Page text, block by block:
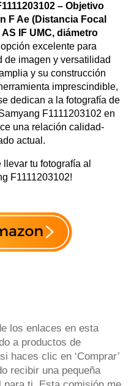
– Objetivo
F Ae (Distancia Focal
IF UMC, diámetro
excelente para
de imagen y versatilidad
y su construcción
imprescindible,
dedican a la fotografía de
F1111203102 en
una relación calidad-
actual.
tu fotografía al
F1111203102!
los enlaces en esta
a productos de
haces clic en ‘Comprar’
recibir una pequeña